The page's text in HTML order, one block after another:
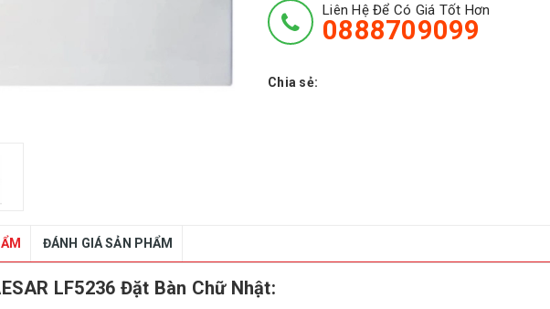
Liên Hệ Để Có Giá Tốt Hơn
0888709099
Chia sẻ:
ĐÁNH GIÁ SẢN PHẨM
LF5236 Đặt Bàn Chữ Nhật: